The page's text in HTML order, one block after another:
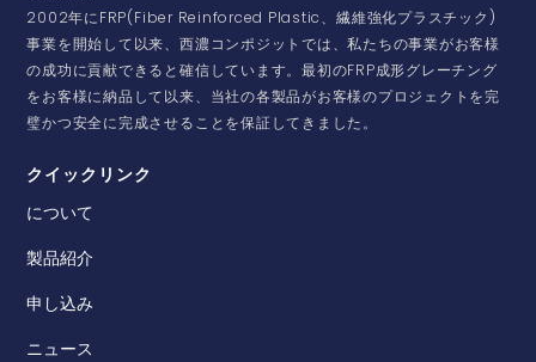
2002年にFRP(Fiber Reinforced Plastic、繊維強化プラスチック)
事業を開始して以来、西濃コンポジットでは、私たちの事業がお客様
の成功に貢献できると確信しています。最初のFRP成形グレーチング
をお客様に納品して以来、当社の各製品がお客様のプロジェクトを完
璧かつ安全に完成させることを保証してきました。
クイックリンク
について
製品紹介
申し込み
ニュース